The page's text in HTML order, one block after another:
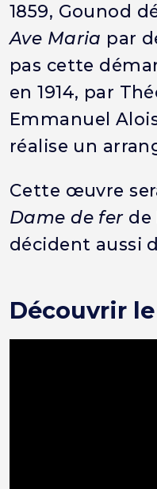
1859, Gounod
Ave Maria par
pas cette
en 1914, par
Emmanuel
réalise un
Cette œuvre
Dame de ferde
décident aussi
Découvrir